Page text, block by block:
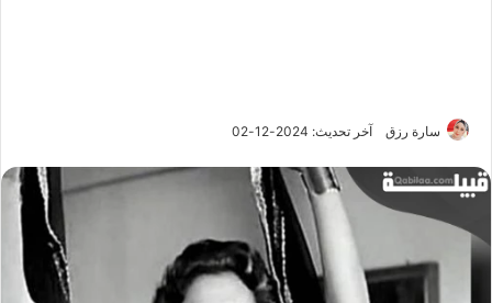
سارة رزق آخر تحديث: 2024-12-02